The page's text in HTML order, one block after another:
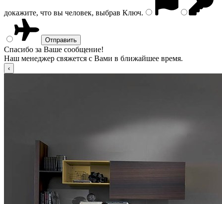
докажите, что вы человек, выбрав Ключ.
Спасибо за Ваше сообщение!
Наш менеджер свяжется с Вами в ближайшее время.